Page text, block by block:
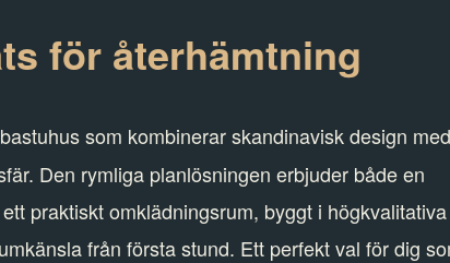
för återhämtning
som kombinerar skandinavisk design med
Den rymliga planlösningen erbjuder både en
praktiskt omklädningsrum, byggt i högkvalitativa
från första stund. Ett perfekt val för dig